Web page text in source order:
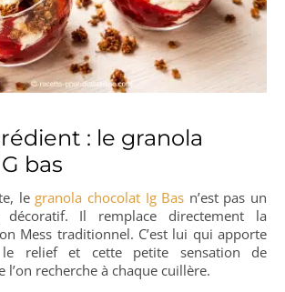
: le granola
bas
le granola chocolat Ig Bas n’est pas un
décoratif. Il remplace directement la
Mess traditionnel. C’est lui qui apporte
relief et cette petite sensation de
l’on recherche à chaque cuillère.